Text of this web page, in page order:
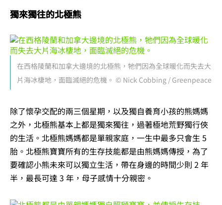
獨來獨往的北極熊
在西格陵蘭和加拿大邊境的北極熊，牠們因為全球暖化而失去大
片海冰棲地，面臨滅絕的危機。 © Nick Cobbing / Greenpeace
除了懷孕交配的兩三個星期，以及獨自養育小孩的熊媽媽
之外，北極熊基本上都是獨來獨往，過著極地荒野獨行俠
的生活。北極熊媽媽都是單親家庭，一生中最多只會生 5
胎。北極熊寶寶所有的生存技能都是由熊媽媽傳授，為了
要確認小熊未來可以獨立生活，帶在身邊的時間少則 2 年
半，最長可達 3 年，母子感情十分親密。